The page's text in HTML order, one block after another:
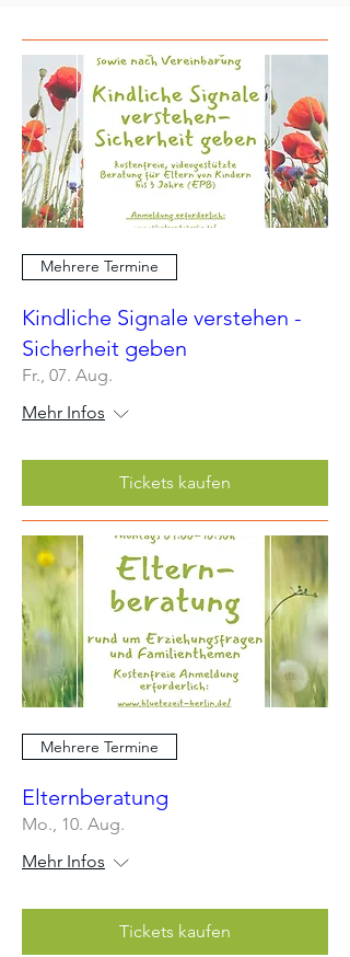
Mehrere Termine
Kindliche Signale verstehen -
Sicherheit geben
Fr., 07. Aug.
Mehr Infos
Tickets kaufen
Mehrere Termine
Elternberatung
Mo., 10. Aug.
Mehr Infos
Tickets kaufen